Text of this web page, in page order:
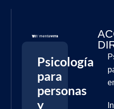
Psicología
para
personas
y